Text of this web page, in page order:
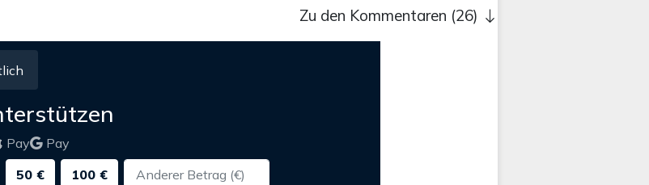
Zu den Kommentaren (26)
Pay
Pay
50 € 100 €